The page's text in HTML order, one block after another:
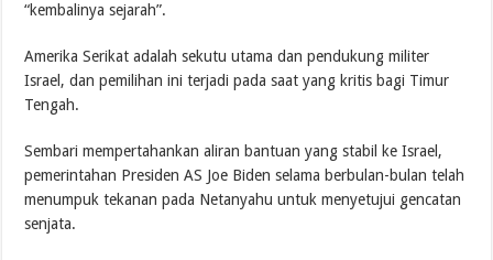
“kembalinya sejarah”.
Amerika Serikat adalah sekutu utama dan pendukung militer
Israel, dan pemilihan ini terjadi pada saat yang kritis bagi Timur
Tengah.
Sembari mempertahankan aliran bantuan yang stabil ke Israel,
pemerintahan Presiden AS Joe Biden selama berbulan-bulan telah
menumpuk tekanan pada Netanyahu untuk menyetujui gencatan
senjata.